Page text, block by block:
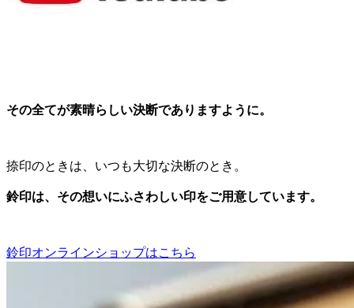
その全てが素晴らしい決断でありますように。
捺印のときは、いつも大切な決断のとき。
鈴印は、その想いにふさわしい印をご用意しています。
鈴印オンラインショップはこちら